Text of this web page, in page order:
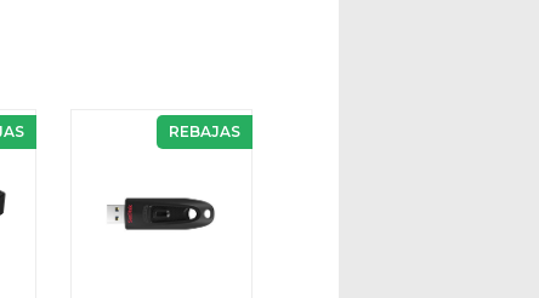
REBAJAS